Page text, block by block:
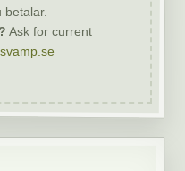
Ask for current